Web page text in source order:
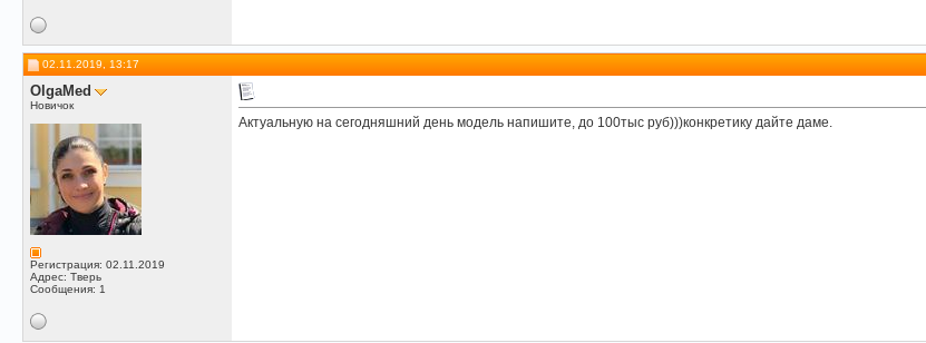
02.11.2019, 13:17
OlgaMed
Новичок
Регистрация: 02.11.2019
Адрес: Тверь
Сообщения: 1
Актуальную на сегодняшний день модель напишите, до 100тыс руб)))конкретику дайте даме.